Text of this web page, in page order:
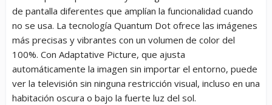
de pantalla diferentes que amplían la funcionalidad cuando
no se usa. La tecnología Quantum Dot ofrece las imágenes
más precisas y vibrantes con un volumen de color del
100%. Con Adaptative Picture, que ajusta
automáticamente la imagen sin importar el entorno, puede
ver la televisión sin ninguna restricción visual, incluso en una
habitación oscura o bajo la fuerte luz del sol.